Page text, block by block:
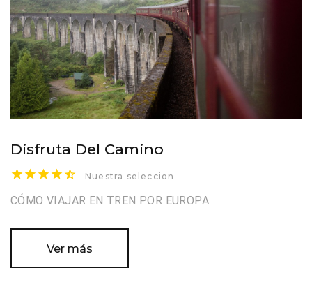
Disfruta Del Camino
Nuestra seleccion
CÓMO VIAJAR EN TREN POR EUROPA
Ver más